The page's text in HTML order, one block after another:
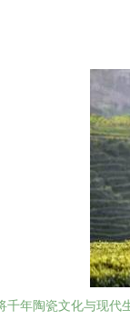
千年陶瓷文化与现